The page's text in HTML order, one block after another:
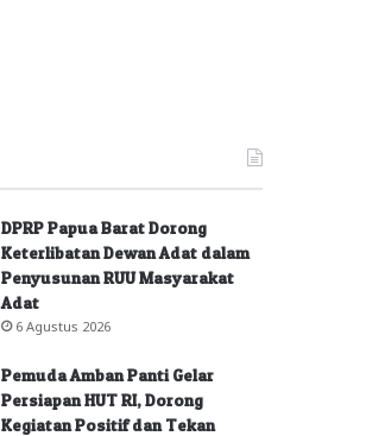
DPRP Papua Barat Dorong
Keterlibatan Dewan Adat dalam
Penyusunan RUU Masyarakat
Adat
6 Agustus 2026
Pemuda Amban Panti Gelar
Persiapan HUT RI, Dorong
Kegiatan Positif dan Tekan